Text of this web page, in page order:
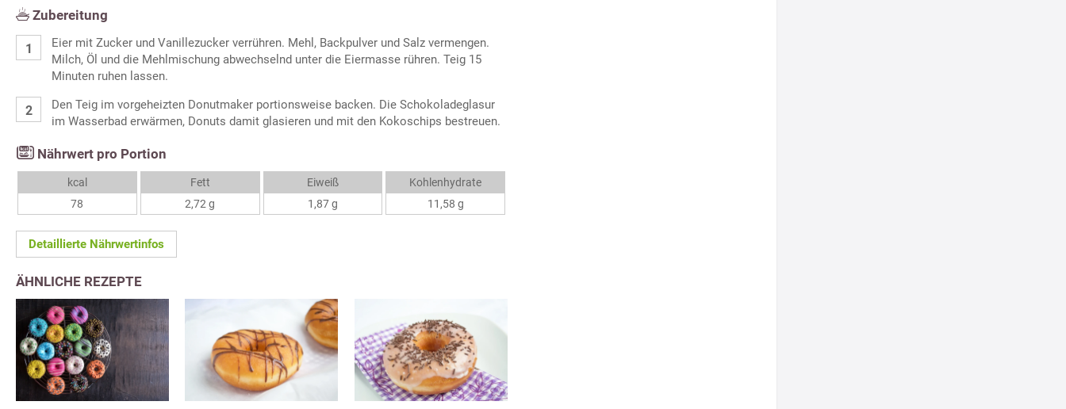
Zubereitung
Eier mit Zucker und Vanillezucker verrühren. Mehl, Backpulver und Salz vermengen.
Milch, Öl und die Mehlmischung abwechselnd unter die Eiermasse rühren. Teig 15
Minuten ruhen lassen.
Den Teig im vorgeheizten Donutmaker portionsweise backen. Die Schokoladeglasur
im Wasserbad erwärmen, Donuts damit glasieren und mit den Kokoschips bestreuen.
Nährwert pro Portion
kcal
78
Fett
2,72 g
Eiweiß
1,87 g
Kohlenhydrate
11,58 g
Detaillierte Nährwertinfos
ÄHNLICHE REZEPTE